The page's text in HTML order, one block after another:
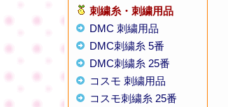
刺繍糸・刺繍用品
DMC 刺繍用品
DMC刺繍糸 5番
DMC刺繍糸 25番
コスモ 刺繍用品
コスモ刺繍糸 25番